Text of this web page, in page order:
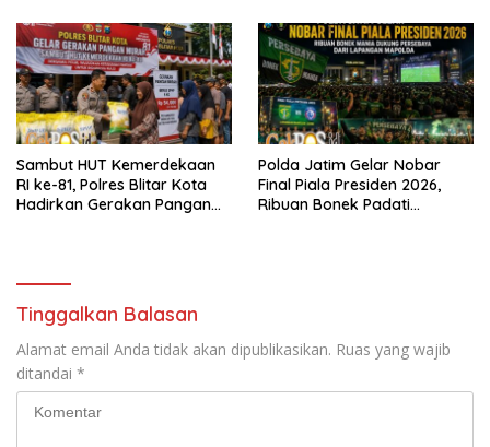
Sambut HUT Kemerdekaan
RI ke-81, Polres Blitar Kota
Hadirkan Gerakan Pangan
Polda Jatim Gelar Nobar
Final Piala Presiden 2026,
Ribuan Bonek Padati
Tinggalkan Balasan
Alamat email Anda tidak akan dipublikasikan. Ruas yang wajib
ditandai *